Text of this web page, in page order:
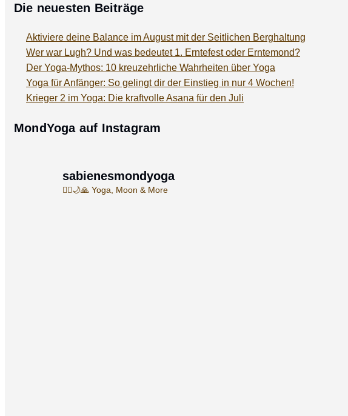
Die neuesten Beiträge
Aktiviere deine Balance im August mit der Seitlichen Berghaltung
Wer war Lugh? Und was bedeutet 1. Erntefest oder Erntemond?
Der Yoga-Mythos: 10 kreuzehrliche Wahrheiten über Yoga
Yoga für Anfänger: So gelingt dir der Einstieg in nur 4 Wochen!
Krieger 2 im Yoga: Die kraftvolle Asana für den Juli
MondYoga auf Instagram
sabienesmondyoga
🧘‍♀️🌙🙏 Yoga, Moon & More